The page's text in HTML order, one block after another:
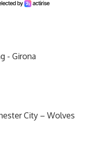
- Girona
City – Wolves